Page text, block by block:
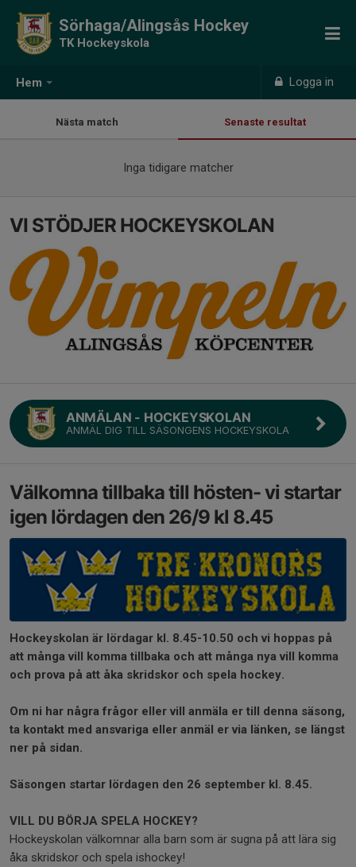
Hem Logga in
Sörhaga/Alingsås Hockey
TK Hockeyskola
Nästa match Senaste resultat
Inga tidigare matcher
VI STÖDJER HOCKEYSKOLAN
ANMÄLAN - HOCKEYSKOLAN
ANMÄL DIG TILL SÄSONGENS HOCKEYSKOLA
Välkomna tillbaka till hösten- vi startar
igen lördagen den 26/9 kl 8.45
Hockeyskolan är lördagar kl. 8.45-10.50 och vi hoppas på
att många vill komma tillbaka och att många nya vill komma
och prova på att åka skridskor och spela hockey.
Om ni har några frågor eller vill anmäla er till denna säsong,
ta kontakt med ansvariga eller anmäl er via länken, se längst
ner på sidan.
Säsongen startar lördagen den 26 september kl. 8.45.
VILL DU BÖRJA SPELA HOCKEY?
Hockeyskolan välkomnar alla barn som är sugna på att lära sig
åka skridskor och spela ishockey!